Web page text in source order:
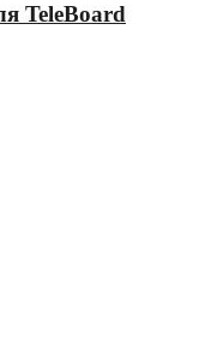
TeleBoard